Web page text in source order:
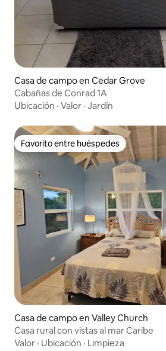
Casa de campo en Cedar Grove
Cabañas de Conrad 1A
Ubicación · Valor · Jardín
Favorito entre huéspedes
Favorito entre huéspedes
Casa de campo en Valley Church
Casa rural con vistas al mar Caribe
Valor · Ubicación · Limpieza